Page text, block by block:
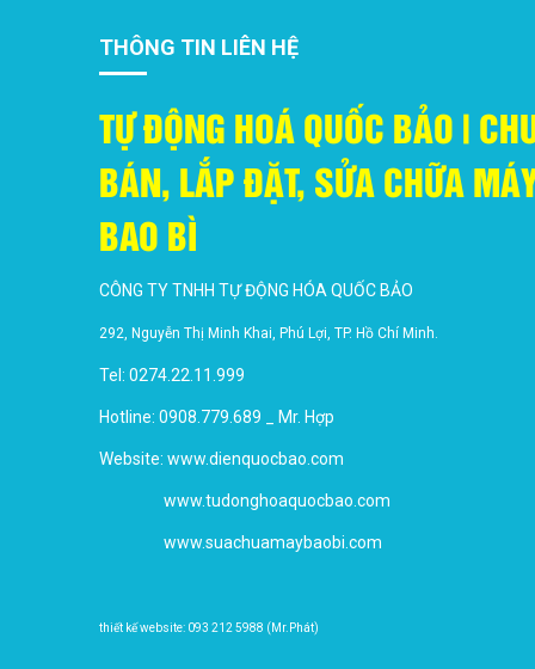
THÔNG TIN LIÊN HỆ
TỰ ĐỘNG HOÁ QUỐC BẢO |
BÁN, LẮP ĐẶT, SỬA CHỮA
BAO BÌ
CÔNG TY TNHH TỰ ĐỘNG HÓA QUỐC BẢO
292, Nguyễn Thị Minh Khai, Phú Lợi, TP. Hồ Chí Minh.
Tel: 0274.22.11.999
Hotline: 0908.779.689 _ Mr. Hợp
Website: www.dienquocbao.com
www.tudonghoaquocbao.com
www.suachuamaybaobi.com
thiết kế website: 093 212 5988 (Mr.Phát)